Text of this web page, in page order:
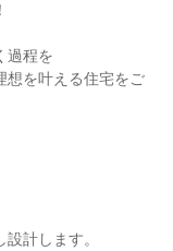
過程を
想を叶える住宅をご
計します。